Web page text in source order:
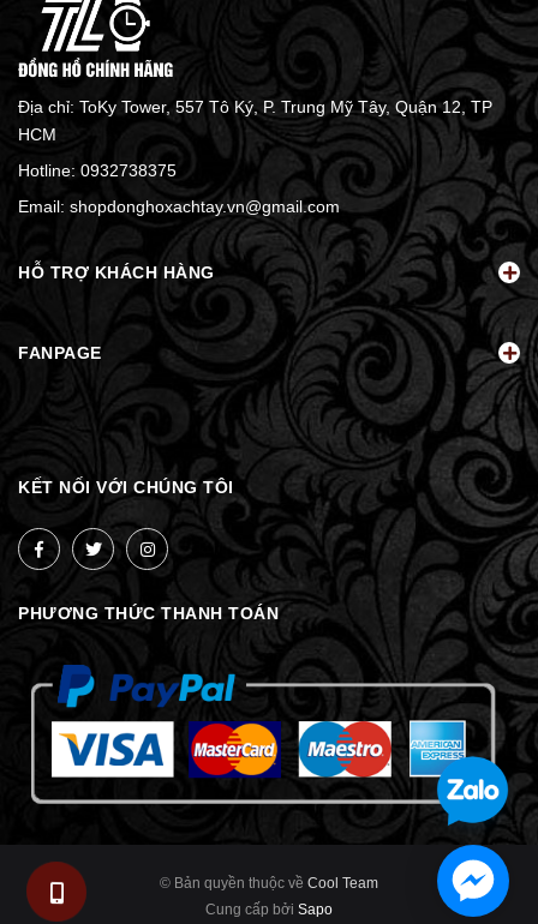
Địa chỉ: ToKy Tower, 557 Tô Ký, P. Trung Mỹ Tây, Quận 12, TP
HCM
Hotline: 0932738375
Email: shopdonghoxachtay.vn@gmail.com
HỖ TRỢ KHÁCH HÀNG
FANPAGE
KẾT NỐI VỚI CHÚNG TÔI
PHƯƠNG THỨC THANH TOÁN
© Bản quyền thuộc về Cool Team
Cung cấp bởi Sapo